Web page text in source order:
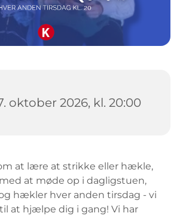
oktober 2026, kl. 20:00
at lære at strikke eller hækle,
at møde op i dagligstuen,
hækler hver anden tirsdag - vi
at hjælpe dig i gang! Vi har